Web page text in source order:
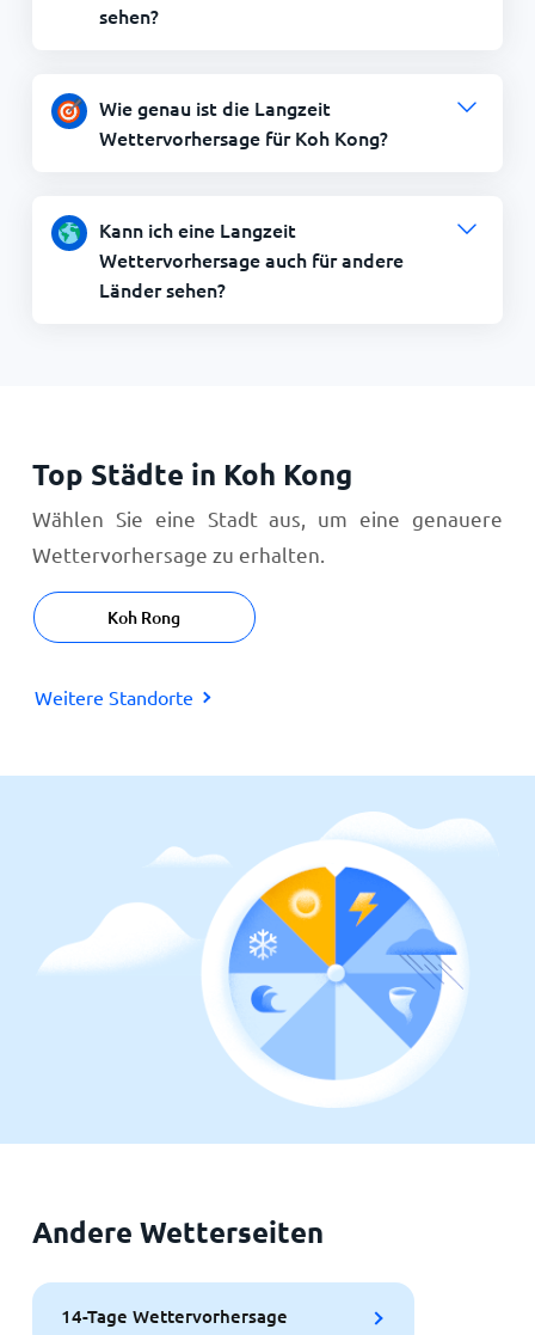
sehen?
Wie genau ist die Langzeit
Wettervorhersage für Koh Kong?
Kann ich eine Langzeit
Wettervorhersage auch für andere
Länder sehen?
Top Städte in Koh Kong
Wählen Sie eine Stadt aus, um eine genauere
Wettervorhersage zu erhalten.
Koh Rong
Weitere Standorte
Andere Wetterseiten
14-Tage Wettervorhersage